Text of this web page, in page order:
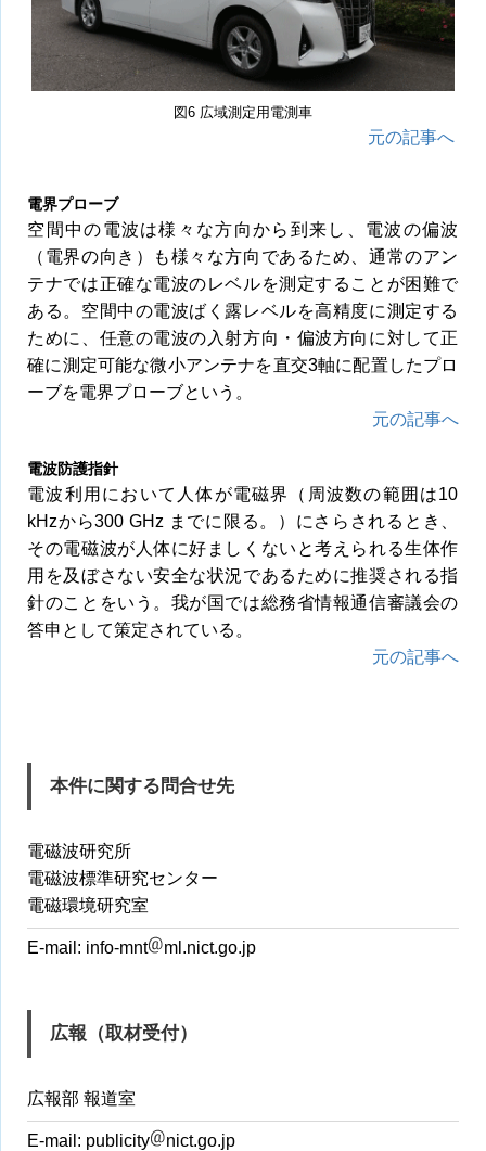
図6 広域測定用電測車
元の記事へ
電界プローブ
空間中の電波は様々な方向から到来し、電波の偏波
（電界の向き）も様々な方向であるため、通常のアン
テナでは正確な電波のレベルを測定することが困難で
ある。空間中の電波ばく露レベルを高精度に測定する
ために、任意の電波の入射方向・偏波方向に対して正
確に測定可能な微小アンテナを直交3軸に配置したプロ
ーブを電界プローブという。
元の記事へ
電波防護指針
電波利用において人体が電磁界（周波数の範囲は10
kHzから300 GHz までに限る。）にさらされるとき、
その電磁波が人体に好ましくないと考えられる生体作
用を及ぼさない安全な状況であるために推奨される指
針のことをいう。我が国では総務省情報通信審議会の
答申として策定されている。
元の記事へ
本件に関する問合せ先
電磁波研究所
電磁波標準研究センター
電磁環境研究室
E-mail: info-mnt ml.nict.go.jp
広報（取材受付）
広報部 報道室
E-mail: publicity nict.go.jp